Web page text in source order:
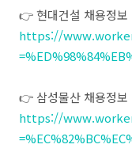
👉 현대건설 채용정보
https://
👉 삼성물산 채용정보
https://